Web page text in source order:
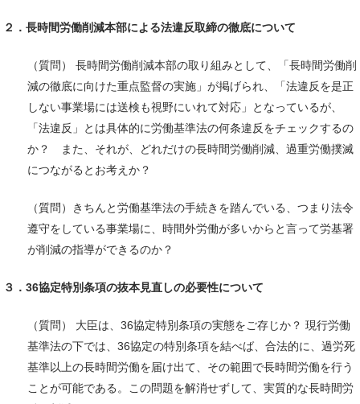
２．長時間労働削減本部による法違反取締の徹底について
（質問） 長時間労働削減本部の取り組みとして、「長時間労働削
減の徹底に向けた重点監督の実施」が掲げられ、「法違反を是正
しない事業場には送検も視野にいれて対応」となっているが、
「法違反」とは具体的に労働基準法の何条違反をチェックするの
か？ また、それが、どれだけの長時間労働削減、過重労働撲滅
につながるとお考えか？
（質問）きちんと労働基準法の手続きを踏んでいる、つまり法令
遵守をしている事業場に、時間外労働が多いからと言って労基署
が削減の指導ができるのか？
３．36協定特別条項の抜本見直しの必要性について
（質問） 大臣は、36協定特別条項の実態をご存じか？ 現行労働
基準法の下では、36協定の特別条項を結べば、合法的に、過労死
基準以上の長時間労働を届け出て、その範囲で長時間労働を行う
ことが可能である。この問題を解消せずして、実質的な長時間労